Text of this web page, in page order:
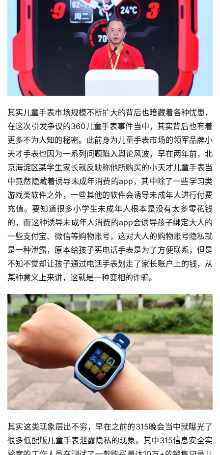
首
其实儿童手表市场规模不断扩大的背后也暗藏着各种忧患，
在这次引发争议的360儿童手表事件当中，其实背后也有着
更多不为人知的秘密。此前身为儿童手表市场的领军品牌小
天才手表也因为一系列问题陷入舆论风波，早在两年前，北
京海淀区某学生家长就反映称他所购买的小天才儿童手表当
中竟然隐藏着诱导未成年消费的app，其中除了一些学习类
游戏类软件之外，一些其他的软件会诱导未成年人进行付费
充值。要知道很多小学生未成年人根本是没有太多零花钱
的，而这种诱导未成年人消费的app会诱导孩子绑定大人的
一些支付宝、微信等购物账号，这对大人的购物账号隐私就
是一种泄露，原本给孩子买电话手表是为了方便联系，但是
不知不觉却让孩子通过电话手表划走了家长账户上的钱，从
某种意义上来讲，这就是一种变相的诈骗。
其实这类现象层出不穷，早在之前的315晚会当中就曝光了
很多低配版儿童手表泄露隐私的现象。其中315信息安全实